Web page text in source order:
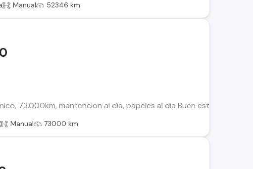
Manual 52346 km
73.000km, mantencion al día, papeles al día Buen estado, unica
Manual 73000 km